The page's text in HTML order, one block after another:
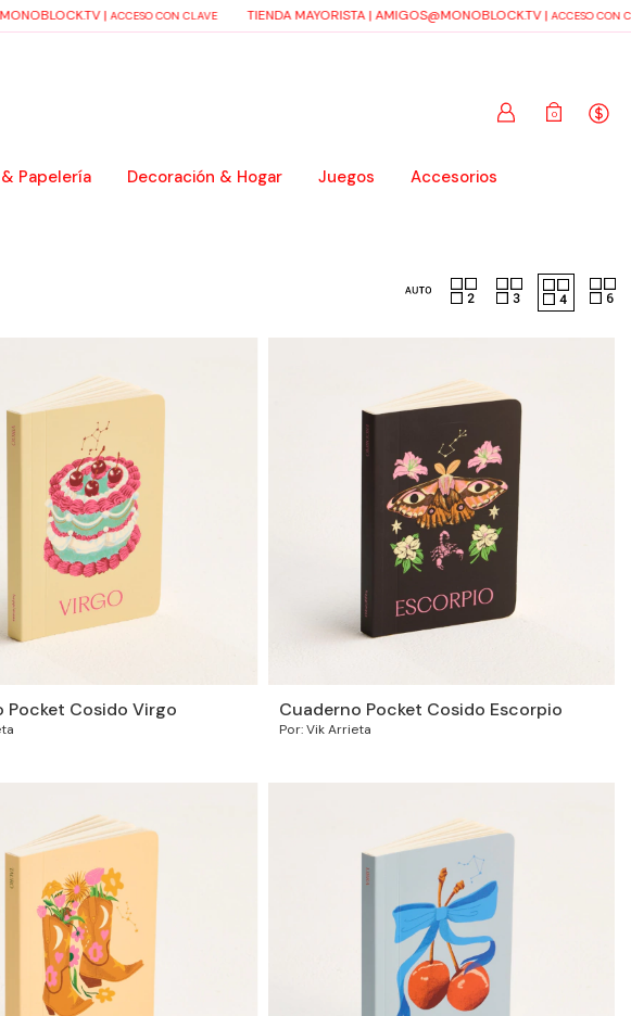
| ACCESO CON CLAVE TIENDA MAYORISTA |AMIGOS@MONOBLOCK.TV| ACCESO CON
0
Papelería Decoración & Hogar Juegos Accesorios
Pocket Cosido Virgo Cuaderno Pocket Cosido Escorpio
Por: Vik Arrieta